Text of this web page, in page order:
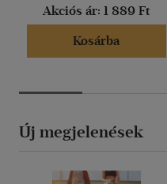
Akciós ár: 1 889 Ft
Kosárba
Új megjelenések